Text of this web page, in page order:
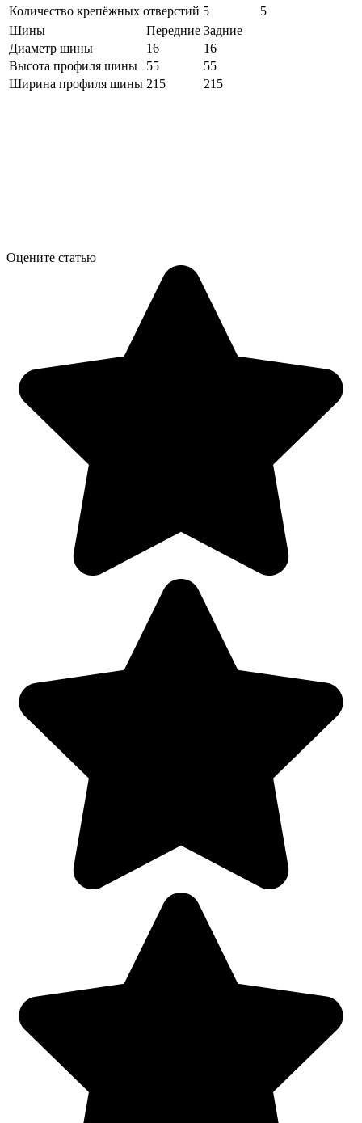
Количество крепёжных отверстий 5
5
Шины
Передние Задние
Диаметр шины
16
16
Высота профиля шины
55
55
Ширина профиля шины 215 215
Оцените статью